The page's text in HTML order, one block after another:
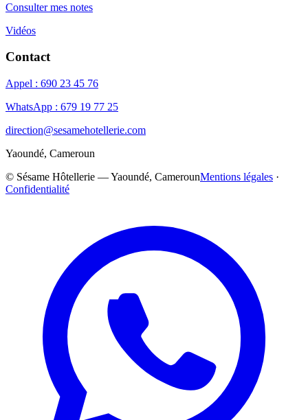
Consulter mes notes
Vidéos
Contact
Appel : 690 23 45 76
WhatsApp : 679 19 77 25
direction@sesamehotellerie.com
Yaoundé, Cameroun
© Sésame Hôtellerie — Yaoundé, CamerounMentions légales ·
Confidentialité